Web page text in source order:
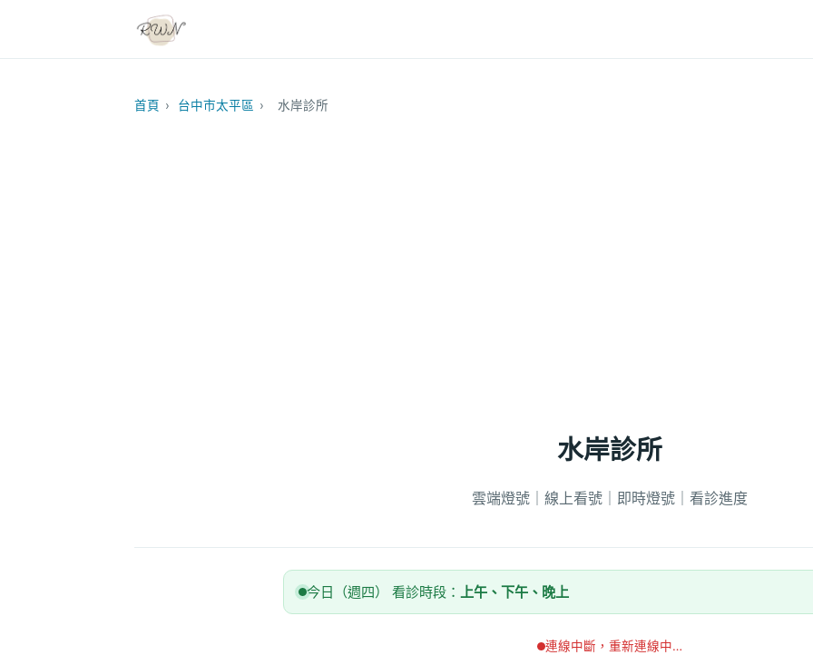
首頁 › 台中市太平區 › 水岸診所
水岸診所
雲端燈號｜線上看號｜即時燈號｜看診進度
今日（週四） 看診時段： 上午、下午、晚上
連線中斷，重新連線中…